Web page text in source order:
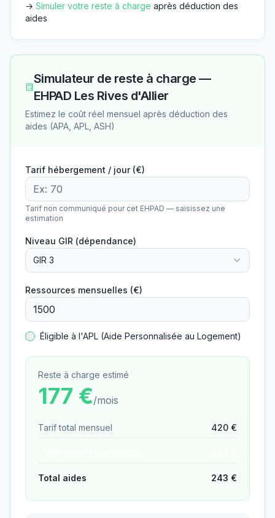
→ Simuler votre reste à charge après déduction des
aides
Simulateur de reste à charge —
EHPAD Les Rives d'Allier
Estimez le coût réel mensuel après déduction des
aides (APA, APL, ASH)
Tarif hébergement / jour (€)
Tarif non communiqué pour cet EHPAD — saisissez une
estimation
Niveau GIR (dépendance)
GIR 3
Ressources mensuelles (€)
Éligible à l'APL (Aide Personnalisée au Logement)
Reste à charge estimé
177 €/mois
Tarif total mensuel 420 €
Total aides 243 €